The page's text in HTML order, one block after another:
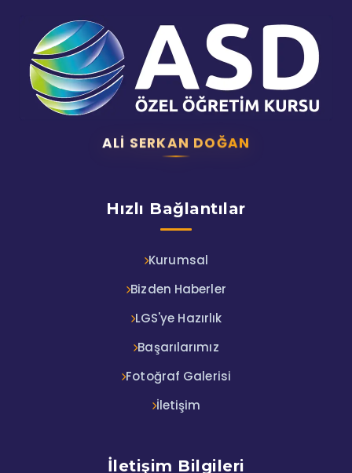
ALI SERKAN DOĞAN
Hızlı Bağlantılar
Kurumsal
Bizden Haberler
LGS'ye Hazırlık
Başarılarımız
Fotoğraf Galerisi
İletişim
İletişim Bilgileri